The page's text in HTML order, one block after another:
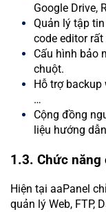
Google Drive,
Quản lý tập
code editor rất
Cấu hình bảo
chuột.
Hỗ trợ backup
…
Cộng đồng
liệu hướng
1.3. Chức năng
Hiện tại aaPanel
quản lý Web, FTP,